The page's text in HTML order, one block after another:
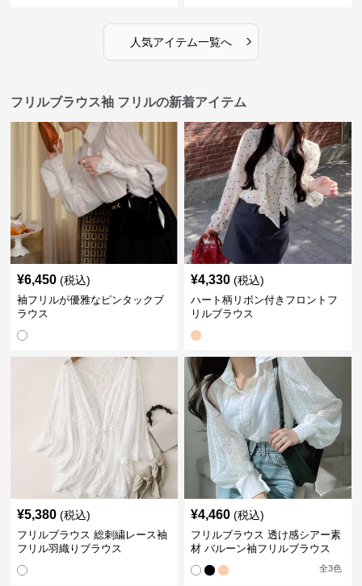
人気アイテム一覧へ ›
フリルブラウス袖 フリルの新着アイテム
¥6,450 (税込)
袖フリルが優雅なピンタックブ
ラウス
¥4,330 (税込)
ハート柄リボン付きフロントフ
リルブラウス
¥5,380 (税込)
フリルブラウス 総刺繍レース袖
フリル羽織りブラウス
¥4,460 (税込)
フリルブラウス 透け感シアー素
材 バルーン袖フリルブラウス
全3色